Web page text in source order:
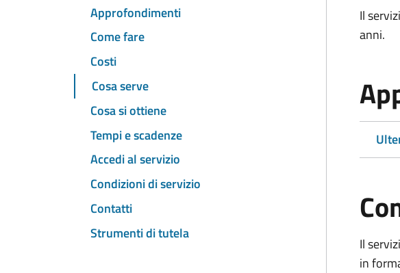
Approfondimenti
Come fare
Costi
Cosa serve
Cosa si ottiene
Tempi e scadenze
Accedi al servizio
Condizioni di servizio
Contatti
Strumenti di tutela
Il
anni.
Il
in